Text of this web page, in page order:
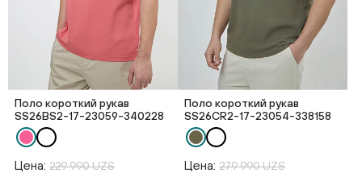
Поло короткий рукав
SS26BS2-17-23059-340228
Цена: 229 990 UZS
Поло короткий рукав
SS26CR2-17-23054-338158
Цена: 279 990 UZS